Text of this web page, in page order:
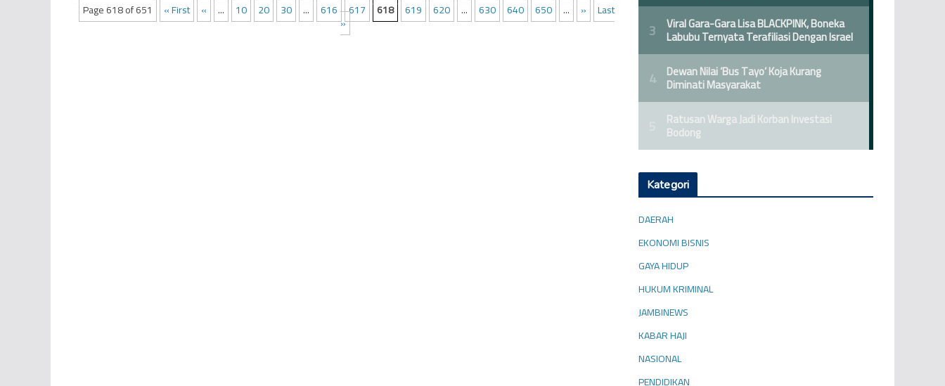
Page 618 of 651
« First « ... 10 20 30 ... 616 617 618 619 620 ... 630 640 650 ... » Last
»
Kategori
DAERAH
EKONOMI BISNIS
GAYA HIDUP
HUKUM KRIMINAL
JAMBINEWS
KABAR HAJI
NASIONAL
PENDIDIKAN